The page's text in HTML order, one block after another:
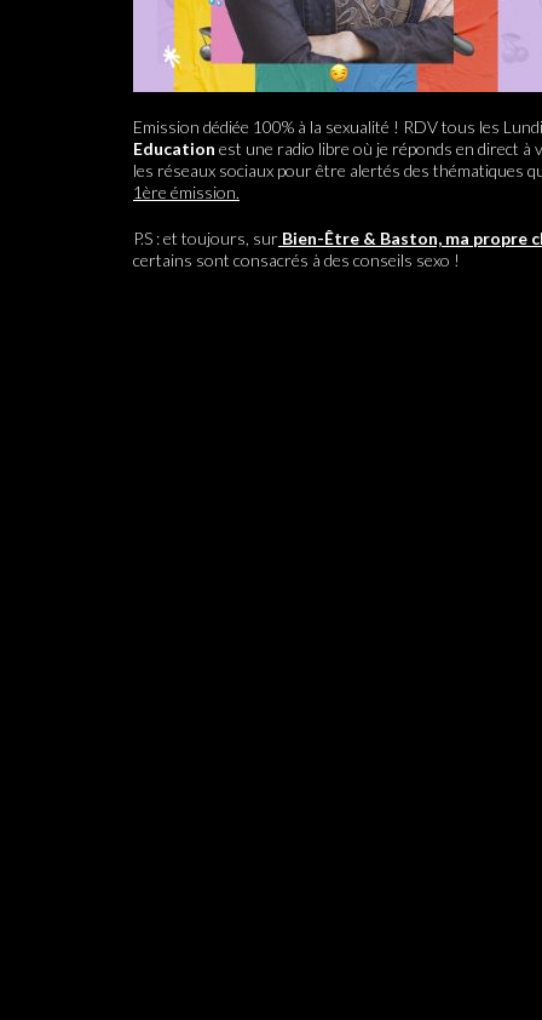
Emission dédiée 100% à la sexualité ! RDV tous les
Education est une radio libre où je réponds en direct à
les réseaux sociaux pour être alertés des thématiques
1ère émission.
P.S : et toujours, sur Bien-Être & Baston, ma propre
certains sont consacrés à des conseils sexo !